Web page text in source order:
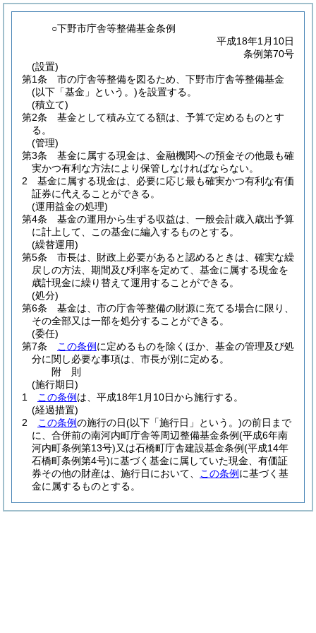
○下野市庁舎等整備基金条例
平成18年1月10日
条例第70号
(設置)
第1条
市の庁舎等整備を図るため、下野市庁舎等整備基金
(以下「基金」という。)を設置する。
(積立て)
第2条
基金として積み立てる額は、予算で定めるものとす
る。
(管理)
第3条
基金に属する現金は、金融機関への預金その他最も確
実かつ有利な方法により保管しなければならない。
2
基金に属する現金は、必要に応じ最も確実かつ有利な有価
証券に代えることができる。
(運用益金の処理)
第4条
基金の運用から生ずる収益は、一般会計歳入歳出予算
に計上して、この基金に編入するものとする。
(繰替運用)
第5条
市長は、財政上必要があると認めるときは、確実な繰
戻しの方法、期間及び利率を定めて、基金に属する現金を
歳計現金に繰り替えて運用することができる。
(処分)
第6条
基金は、市の庁舎等整備の財源に充てる場合に限り、
その全部又は一部を処分することができる。
(委任)
第7条
この条例 に定めるものを除くほか、基金の管理及び処
分に関し必要な事項は、市長が別に定める。
附 則
(施行期日)
1
この条例 は、平成18年1月10日から施行する。
(経過措置)
2
この条例の施行の日(以下「施行日」という。)の前日まで
に、合併前の南河内町庁舎等周辺整備基金条例(平成6年南
河内町条例第13号)又は石橋町庁舎建設基金条例(平成14年
石橋町条例第4号)に基づく基金に属していた現金、有価証
券その他の財産は、施行日において、
この条例 に基づく基
金に属するものとする。